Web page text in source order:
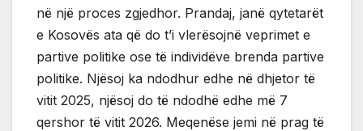
në një proces zgjedhor. Prandaj, janë qytetarët
e Kosovës ata që do t’i vlerësojnë veprimet e
partive politike ose të individëve brenda partive
politike. Njësoj ka ndodhur edhe në dhjetor të
vitit 2025, njësoj do të ndodhë edhe më 7
qershor të vitit 2026. Meqenëse jemi në prag të